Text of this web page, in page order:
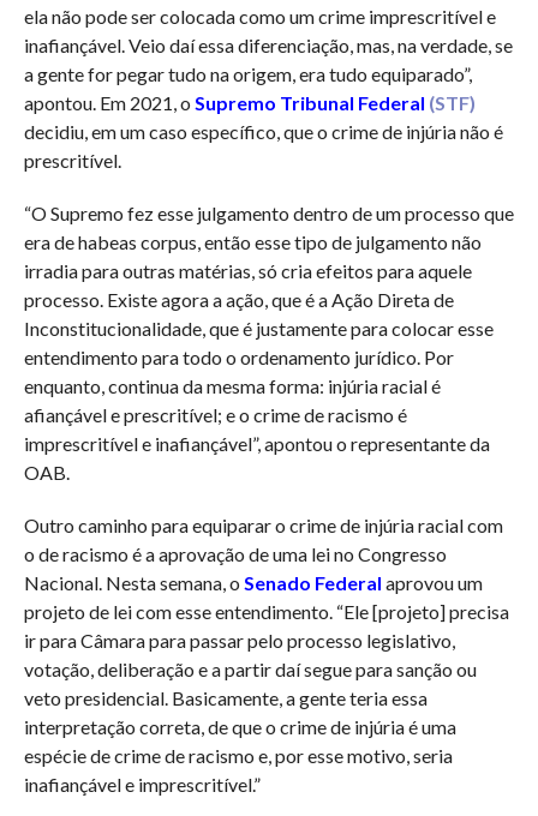
ela não pode ser colocada como um crime imprescritível e
inafiançável. Veio daí essa diferenciação, mas, na verdade, se
a gente for pegar tudo na origem, era tudo equiparado”,
apontou. Em 2021, o Supremo Tribunal Federal (STF)
decidiu, em um caso específico, que o crime de injúria não é
prescritível.
“O Supremo fez esse julgamento dentro de um processo que
era de habeas corpus, então esse tipo de julgamento não
irradia para outras matérias, só cria efeitos para aquele
processo. Existe agora a ação, que é a Ação Direta de
Inconstitucionalidade, que é justamente para colocar esse
entendimento para todo o ordenamento jurídico. Por
enquanto, continua da mesma forma: injúria racial é
afiançável e prescritível; e o crime de racismo é
imprescritível e inafiançável”, apontou o representante da
OAB.
Outro caminho para equiparar o crime de injúria racial com
o de racismo é a aprovação de uma lei no Congresso
Nacional. Nesta semana, o Senado Federal aprovou um
projeto de lei com esse entendimento. “Ele [projeto] precisa
ir para Câmara para passar pelo processo legislativo,
votação, deliberação e a partir daí segue para sanção ou
veto presidencial. Basicamente, a gente teria essa
interpretação correta, de que o crime de injúria é uma
espécie de crime de racismo e, por esse motivo, seria
inafiançável e imprescritível.”